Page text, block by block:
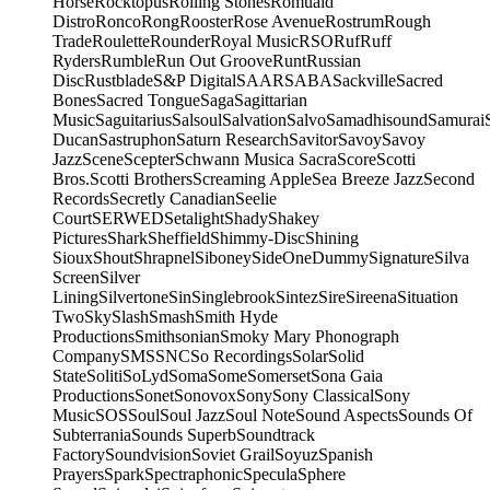
DistroRoncoRongRoosterRose AvenueRostrumRough
TradeRouletteRounderRoyal MusicRSORufRuff
RydersRumbleRun Out GrooveRuntRussian
DiscRustbladeS&P DigitalSAARSABASackvilleSacred
BonesSacred TongueSagaSagittarian
MusicSaguitariusSalsoulSalvationSalvoSamadhisoundSamurai
DucanSastruphonSaturn ResearchSavitorSavoySavoy
JazzSceneScepterSchwann Musica SacraScoreScotti
Bros.Scotti BrothersScreaming AppleSea Breeze JazzSecond
RecordsSecretly CanadianSeelie
CourtSERWEDSetalightShadyShakey
PicturesSharkSheffieldShimmy-DiscShining
SiouxShoutShrapnelSiboneySideOneDummySignatureSilva
ScreenSilver
LiningSilvertoneSinSinglebrookSintezSireSireenaSituation
TwoSkySlashSmashSmith Hyde
ProductionsSmithsonianSmoky Mary Phonograph
CompanySMSSNCSo RecordingsSolarSolid
StateSolitiSoLydSomaSomeSomersetSona Gaia
ProductionsSonetSonovoxSonySony ClassicalSony
MusicSOSSoulSoul JazzSoul NoteSound AspectsSounds Of
SubterraniaSounds SuperbSoundtrack
FactorySoundvisionSoviet GrailSoyuzSpanish
PrayersSparkSpectraphonicSpeculaSphere